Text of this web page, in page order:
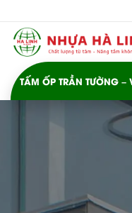
nội
TẤM ỐP TRẦN TƯỜNG